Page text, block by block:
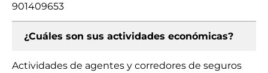
901409653
¿Cuáles son sus actividades económicas?
Actividades de agentes y corredores de seguros